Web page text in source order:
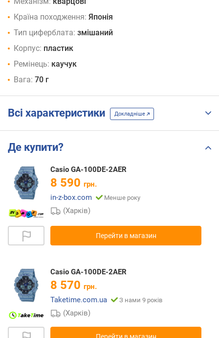
Країна походження: Японія
Тип циферблата: змішаний
Корпус: пластик
Ремінець: каучук
Вага: 70 г
Всі характеристики Докладніше
Де купити?
Casio GA-100DE-2AER
8 590 грн.
in-z-box.com
Менше року
(Харків)
Перейти в магазин
Casio GA-100DE-2AER
8 570 грн.
Taketime.com.ua
З нами 9 років
(Харків)